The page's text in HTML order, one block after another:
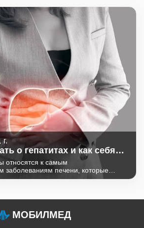
о гепатитах и как себя
относятся к самым
заболеваниям печени, которые
и разрушению клеток органа.
способами передачи, тяжестью
профилактики.
МОБИЛМЕД